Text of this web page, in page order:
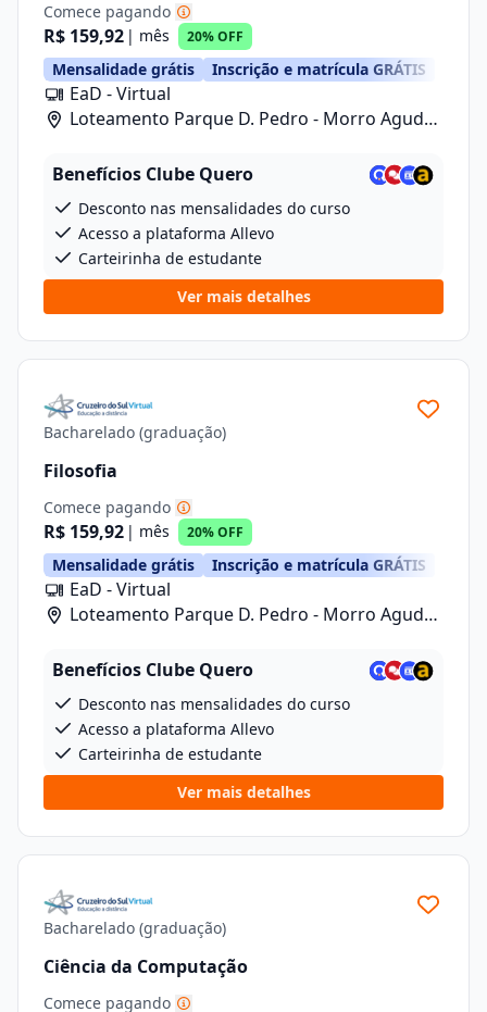
Comece pagando
R$ 159,92 | mês 20% OFF
Mensalidade grátis Inscrição e matrícula GRÁTIS
EaD - Virtual
Loteamento Parque D. Pedro - Morro Agudo/
Benefícios Clube Quero
Desconto nas mensalidades do curso
Acesso a plataforma Allevo
Carteirinha de estudante
Ver mais detalhes
Bacharelado (graduação)
Filosofia
Comece pagando
R$ 159,92 | mês 20% OFF
Mensalidade grátis Inscrição e matrícula GRÁTIS
EaD - Virtual
Loteamento Parque D. Pedro - Morro Agudo/
Benefícios Clube Quero
Desconto nas mensalidades do curso
Acesso a plataforma Allevo
Carteirinha de estudante
Ver mais detalhes
Bacharelado (graduação)
Ciência da Computação
Comece pagando